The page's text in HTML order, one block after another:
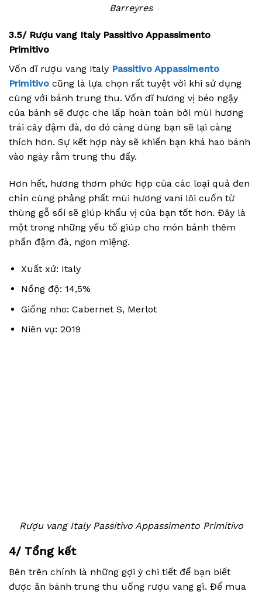
Barreyres
3.5/ Rượu vang Italy Passitivo Appassimento
Primitivo
Vốn dĩ rượu vang Italy Passitivo Appassimento
Primitivo cũng là lựa chọn rất tuyệt vời khi sử dụng
cùng với bánh trung thu. Vốn dĩ hương vị béo ngậy
của bánh sẽ được che lấp hoàn toàn bởi mùi hương
trái cây đậm đà, do đó càng dùng bạn sẽ lại càng
thích hơn. Sự kết hợp này sẽ khiến bạn khá hao bánh
vào ngày rằm trung thu đấy.
Hơn hết, hương thơm phức hợp của các loại quả đen
chín cùng phảng phất mùi hương vani lôi cuốn từ
thùng gỗ sồi sẽ giúp khẩu vị của bạn tốt hơn. Đây là
một trong những yếu tố giúp cho món bánh thêm
phần đậm đà, ngon miệng.
Xuất xứ: Italy
Nồng độ: 14,5%
Giống nho: Cabernet S, Merlot
Niên vụ: 2019
Rượu vang Italy Passitivo Appassimento Primitivo
4/ Tổng kết
Bên trên chính là những gợi ý chi tiết để bạn biết
được ăn bánh trung thu uống rượu vang gì. Để mua